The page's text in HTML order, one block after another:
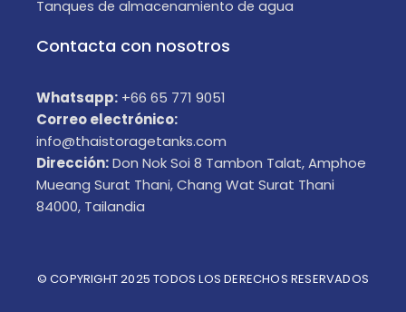
Tanques de almacenamiento de agua
Contacta con nosotros
Whatsapp: +66 65 771 9051
Correo electrónico:
info@thaistoragetanks.com
Dirección:Don Nok Soi 8 Tambon Talat, Amphoe
Mueang Surat Thani, Chang Wat Surat Thani
84000, Tailandia
© COPYRIGHT 2025 TODOS LOS DERECHOS RESERVADOS